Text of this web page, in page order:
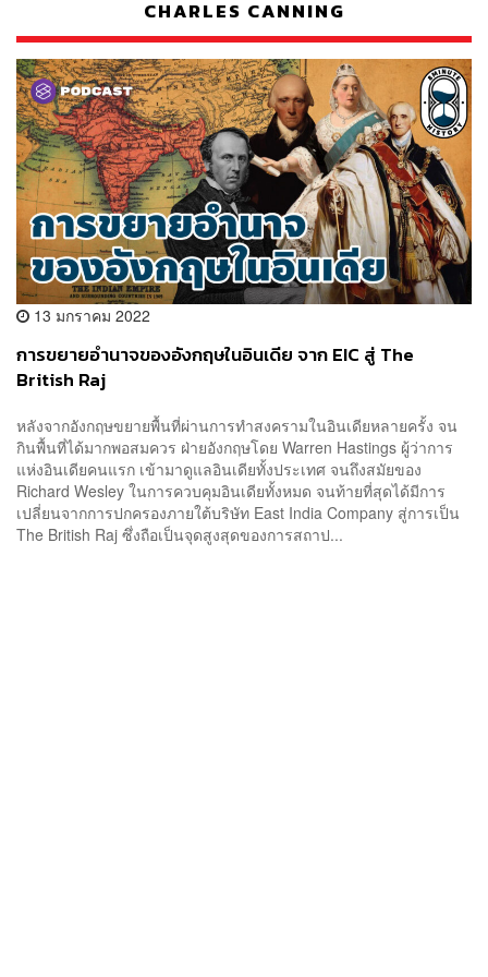
CHARLES CANNING
13 มกราคม 2022
การขยายอำนาจของอังกฤษในอินเดีย จาก EIC สู่ The
British Raj
หลังจากอังกฤษขยายพื้นที่ผ่านการทำสงครามในอินเดียหลายครั้ง จน
กินพื้นที่ได้มากพอสมควร ฝ่ายอังกฤษโดย Warren Hastings ผู้ว่าการ
แห่งอินเดียคนแรก เข้ามาดูแลอินเดียทั้งประเทศ จนถึงสมัยของ
Richard Wesley ในการควบคุมอินเดียทั้งหมด จนท้ายที่สุดได้มีการ
เปลี่ยนจากการปกครองภายใต้บริษัท East India Company สู่การเป็น
The British Raj ซึ่งถือเป็นจุดสูงสุดของการสถาป...